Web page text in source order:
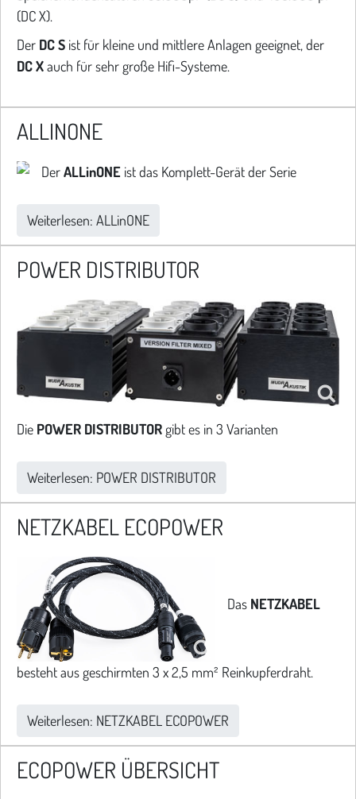
(DC X).
Der DC S ist für kleine und mittlere Anlagen geeignet, der
DC Xauch für sehr große Hifi-Systeme.
ALLINONE
DerALLinONE ist das Komplett-Gerät der Serie
Weiterlesen: ALLinONE
POWER DISTRIBUTOR
Die POWER DISTRIBUTOR gibt es in 3 Varianten
Weiterlesen: POWER DISTRIBUTOR
NETZKABEL ECOPOWER
Das NETZKABEL
besteht aus geschirmten 3 x 2,5 mm² Reinkupferdraht.
Weiterlesen: NETZKABEL ECOPOWER
ECOPOWER ÜBERSICHT